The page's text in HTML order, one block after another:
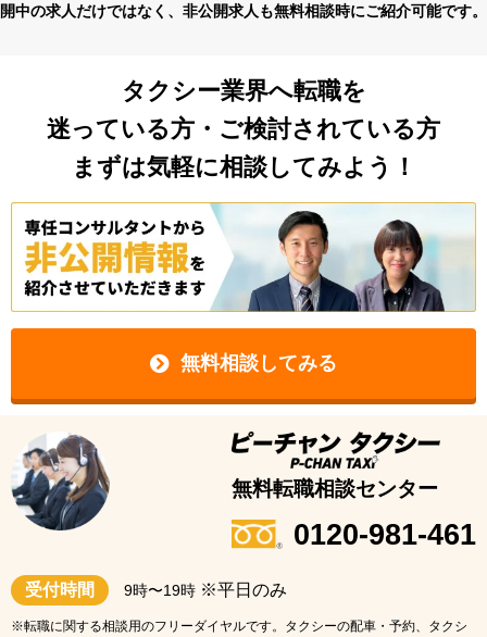
開中の求⼈だけではなく、⾮公開求⼈も無料相談時にご紹介可能です。
タクシー業界へ転職を
迷っている方・ご検討されている方
まずは気軽に相談してみよう！
無料相談してみる
無料転職相談センター
0120-981-461
受付時間 9時〜19時 ※平日のみ
※転職に関する相談用のフリーダイヤルです。タクシーの配車・予約、タクシ